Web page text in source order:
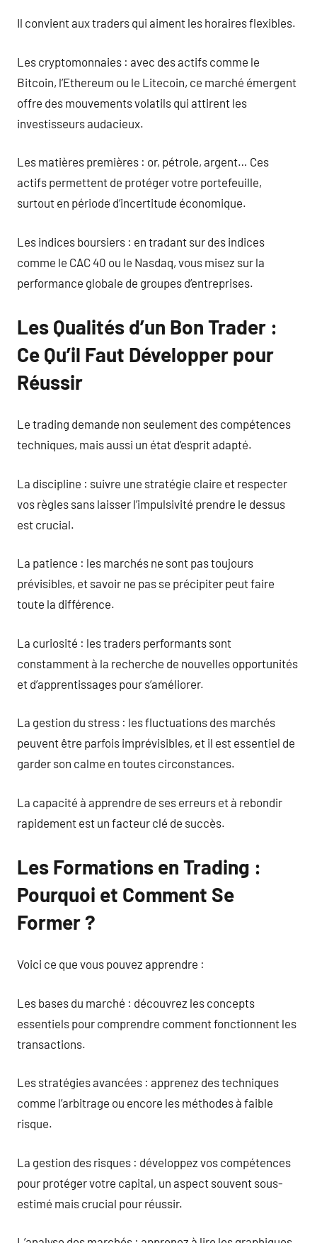
Il convient aux traders qui aiment les horaires flexibles.
Les cryptomonnaies : avec des actifs comme le
Bitcoin, l’Ethereum ou le Litecoin, ce marché émergent
offre des mouvements volatils qui attirent les
investisseurs audacieux.
Les matières premières : or, pétrole, argent… Ces
actifs permettent de protéger votre portefeuille,
surtout en période d’incertitude économique.
Les indices boursiers : en tradant sur des indices
comme le CAC 40 ou le Nasdaq, vous misez sur la
performance globale de groupes d’entreprises.
Les Qualités d’un Bon Trader :
Ce Qu’il Faut Développer pour
Réussir
Le trading demande non seulement des compétences
techniques, mais aussi un état d’esprit adapté.
La discipline : suivre une stratégie claire et respecter
vos règles sans laisser l’impulsivité prendre le dessus
est crucial.
La patience : les marchés ne sont pas toujours
prévisibles, et savoir ne pas se précipiter peut faire
toute la différence.
La curiosité : les traders performants sont
constamment à la recherche de nouvelles opportunités
et d’apprentissages pour s’améliorer.
La gestion du stress : les fluctuations des marchés
peuvent être parfois imprévisibles, et il est essentiel de
garder son calme en toutes circonstances.
La capacité à apprendre de ses erreurs et à rebondir
rapidement est un facteur clé de succès.
Les Formations en Trading :
Pourquoi et Comment Se
Former ?
Voici ce que vous pouvez apprendre :
Les bases du marché : découvrez les concepts
essentiels pour comprendre comment fonctionnent les
transactions.
Les stratégies avancées : apprenez des techniques
comme l’arbitrage ou encore les méthodes à faible
risque.
La gestion des risques : développez vos compétences
pour protéger votre capital, un aspect souvent sous-
estimé mais crucial pour réussir.